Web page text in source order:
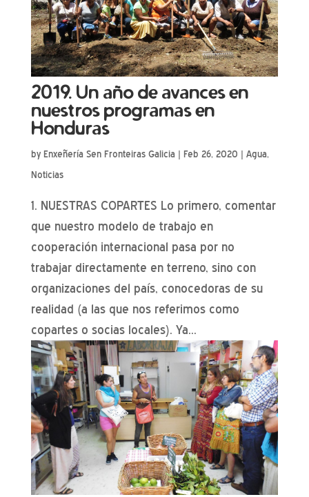
2019. Un año de avances en
nuestros programas en
Honduras
by Enxeñería Sen Fronteiras Galicia | Feb 26, 2020 | Agua,
Noticias
1. NUESTRAS COPARTES Lo primero, comentar
que nuestro modelo de trabajo en
cooperación internacional pasa por no
trabajar directamente en terreno, sino con
organizaciones del país, conocedoras de su
realidad (a las que nos referimos como
copartes o socias locales). Ya...